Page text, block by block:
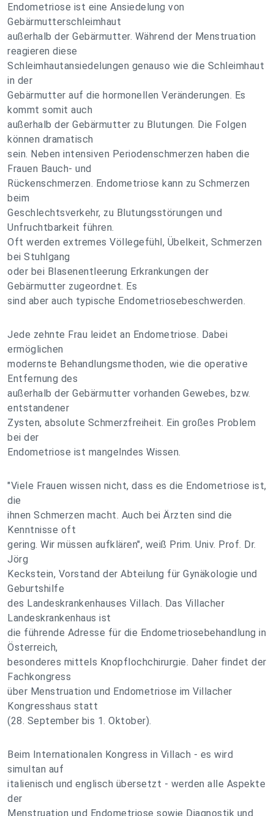
Endometriose ist eine Ansiedelung von
Gebärmutterschleimhaut
außerhalb der Gebärmutter. Während der Menstruation
reagieren diese
Schleimhautansiedelungen genauso wie die Schleimhaut
in der
Gebärmutter auf die hormonellen Veränderungen. Es
kommt somit auch
außerhalb der Gebärmutter zu Blutungen. Die Folgen
können dramatisch
sein. Neben intensiven Periodenschmerzen haben die
Frauen Bauch- und
Rückenschmerzen. Endometriose kann zu Schmerzen
beim
Geschlechtsverkehr, zu Blutungsstörungen und
Unfruchtbarkeit führen.
Oft werden extremes Völlegefühl, Übelkeit, Schmerzen
bei Stuhlgang
oder bei Blasenentleerung Erkrankungen der
Gebärmutter zugeordnet. Es
sind aber auch typische Endometriosebeschwerden.
Jede zehnte Frau leidet an Endometriose. Dabei
ermöglichen
modernste Behandlungsmethoden, wie die operative
Entfernung des
außerhalb der Gebärmutter vorhanden Gewebes, bzw.
entstandener
Zysten, absolute Schmerzfreiheit. Ein großes Problem
bei der
Endometriose ist mangelndes Wissen.
"Viele Frauen wissen nicht, dass es die Endometriose ist,
die
ihnen Schmerzen macht. Auch bei Ärzten sind die
Kenntnisse oft
gering. Wir müssen aufklären", weiß Prim. Univ. Prof. Dr.
Jörg
Keckstein, Vorstand der Abteilung für Gynäkologie und
Geburtshilfe
des Landeskrankenhauses Villach. Das Villacher
Landeskrankenhaus ist
die führende Adresse für die Endometriosebehandlung in
Österreich,
besonderes mittels Knopflochchirurgie. Daher findet der
Fachkongress
über Menstruation und Endometriose im Villacher
Kongresshaus statt
(28. September bis 1. Oktober).
Beim Internationalen Kongress in Villach - es wird
simultan auf
italienisch und englisch übersetzt - werden alle Aspekte
der
Menstruation und Endometriose sowie Diagnostik und